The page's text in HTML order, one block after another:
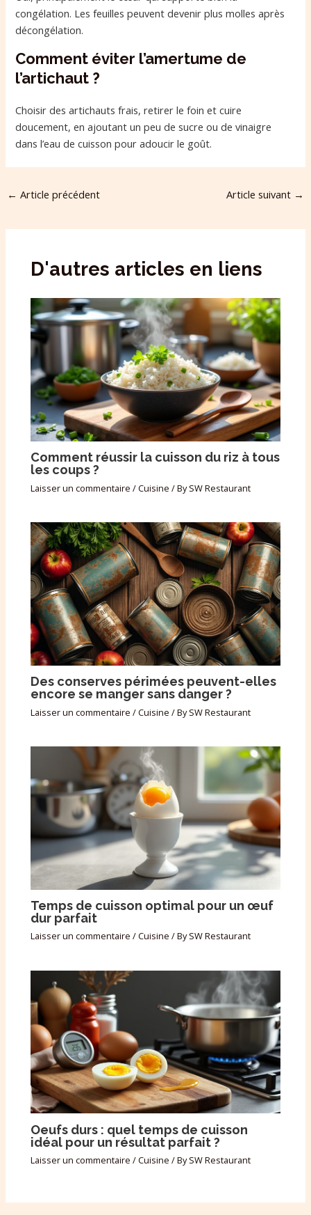
congélation. Les feuilles peuvent devenir plus molles après
décongélation.
Comment éviter l’amertume de
l’artichaut ?
Choisir des artichauts frais, retirer le foin et cuire
doucement, en ajoutant un peu de sucre ou de vinaigre
dans l’eau de cuisson pour adoucir le goût.
← Article précédent Article suivant →
D'autres articles en liens
Comment réussir la cuisson du riz à tous
les coups ?
Laisser un commentaire /Cuisine / BySW Restaurant
Des conserves périmées peuvent-elles
encore se manger sans danger ?
Laisser un commentaire /Cuisine / BySW Restaurant
Temps de cuisson optimal pour un œuf
dur parfait
Laisser un commentaire /Cuisine / BySW Restaurant
Oeufs durs : quel temps de cuisson
idéal pour un résultat parfait ?
Laisser un commentaire /Cuisine / BySW Restaurant